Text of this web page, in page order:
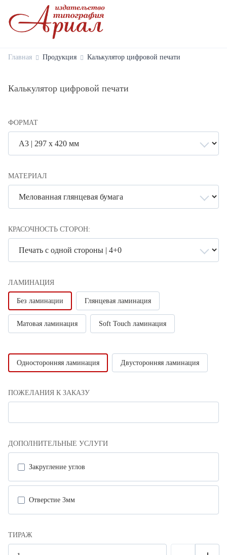
Главная Продукция Калькулятор цифровой печати
Калькулятор цифровой печати
ФОРМАТ
МАТЕРИАЛ
КРАСОЧНОСТЬ СТОРОН:
ЛАМИНАЦИЯ
Без ламинации Глянцевая ламинация
Матовая ламинация Soft Touch ламинация
Односторонняя ламинация Двусторонняя ламинация
ПОЖЕЛАНИЯ К ЗАКАЗУ
ДОПОЛНИТЕЛЬНЫЕ УСЛУГИ
Закругление углов
Отверстие 3мм
ТИРАЖ